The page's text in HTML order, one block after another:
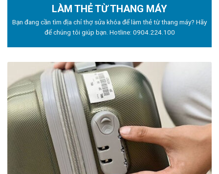
LÀM THẺ TỪ THANG MÁY
Bạn đang cần tìm địa chỉ thợ sửa khóa để làm thẻ từ thang máy? Hãy
để chúng tôi giúp bạn. Hotline: 0904.224.100